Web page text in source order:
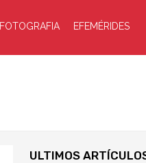
FOTOGRAFIA EFEMÉRIDES
ULTIMOS